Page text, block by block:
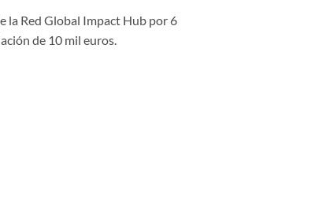
la Red Global Impact Hub por 6
de 10 mil euros.